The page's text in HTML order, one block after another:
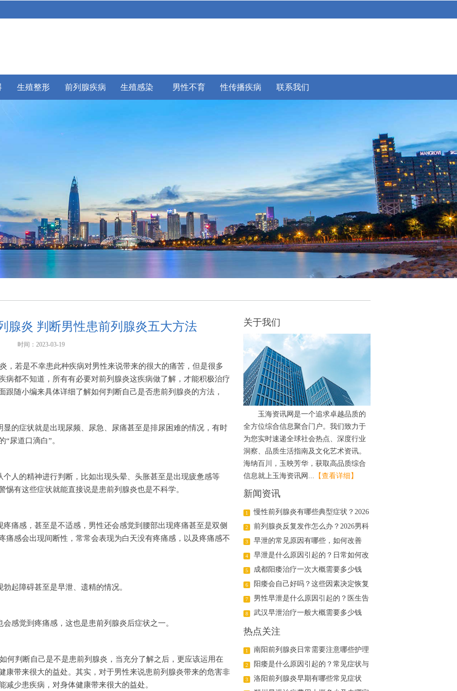
生殖整形 前列腺疾病 生殖感染 男性不育 性传播疾病 联系我们
腺炎 判断男性患前列腺炎五大方法
时间：2023-03-19
，若是不幸患此种疾病对男性来说带来的很大的痛苦，但是很多
病都不知道，所有有必要对前列腺炎这疾病做了解，才能积极治疗
随小编来具体详细了解如何判断自己是否患前列腺炎的方法，
的症状就是出现尿频、尿急、尿痛甚至是排尿困难的情况，有时
尿道口滴白”。
人的精神进行判断，比如出现头晕、头胀甚至是出现疲惫感等
有这些症状就能直接说是患前列腺炎也是不科学。
痛感，甚至是不适感，男性还会感觉到腰部出现疼痛甚至是双侧
痛感会出现间断性，常常会表现为白天没有疼痛感，以及疼痛感不
起障碍甚至是早泄、遗精的情况。
感觉到疼痛感，这也是患前列腺炎后症状之一。
何判断自己是不是患前列腺炎，当充分了解之后，更应该运用在
康带来很大的益处。其实，对于男性来说患前列腺炎带来的危害非
少患疾病，对身体健康带来很大的益处。
关于我们
玉海资讯网是一个追求卓越品质的
全方位综合信息聚合门户。我们致力于
为您实时速递全球社会热点、深度行业
洞察、品质生活指南及文化艺术资讯。
海纳百川，玉映芳华，获取高品质综合
信息就上玉海资讯网...
【查看详细】
新闻资讯
1
慢性前列腺炎有哪些典型症状？2026
年科学治疗与日常护理指南
2
前列腺炎反复发作怎么办？2026男科
医生详解日常调理与用药方案
3 早泄的常见原因有哪些，如何改善
4
早泄是什么原因引起的？日常如何改
善
5 成都阳痿治疗一次大概需要多少钱
6
阳痿会自己好吗？这些因素决定恢复
可能
7
男性早泄是什么原因引起的？医生告
诉你真相
8 武汉早泄治疗一般大概需要多少钱
热点关注
1 南阳前列腺炎日常需要注意哪些护理
2
阳痿是什么原因引起的？常见症状与
治疗方法解析
3 洛阳前列腺炎早期有哪些常见症状